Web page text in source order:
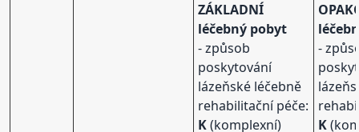
ZÁKLADNÍ
léčebný pobyt
- způsob
poskytování
lázeňské léčebně
rehabilitační péče:
K(komplexní)
-
K